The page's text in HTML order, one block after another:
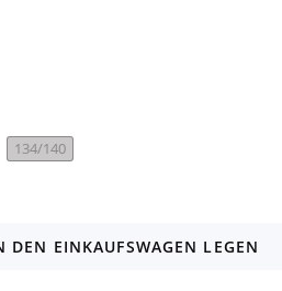
134/140
DEN EINKAUFSWAGEN LEGEN